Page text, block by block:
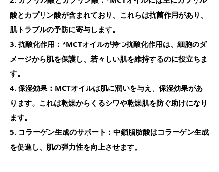
酸とカプリン酸が含まれており、これらは抗菌作用があり、
肌トラブルの予防に寄与します。
3. 抗酸化作用：*MCTオイルが持つ抗酸化作用は、細胞のダ
メージから肌を保護し、若々しい肌を維持するのに役立ちま
す。
4. 保湿効果：MCTオイルは肌に潤いを与え、保湿効果があ
ります。これは乾燥からくるシワや乾燥肌を防ぐ助けになり
ます。
5. コラーゲン生成のサポート：中鎖脂肪酸はコラーゲン生成
を促進し、肌の弾力性を向上させます。